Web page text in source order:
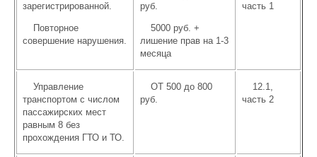
зарегистрированной.
Повторное
совершение нарушения.
руб.
5000 руб. +
лишение прав на 1-3
месяца
часть 1
Управление
транспортом с числом
пассажирских мест
равным 8 без
прохождения ГТО и ТО.
ОТ 500 до 800
руб.
12.1,
часть 2